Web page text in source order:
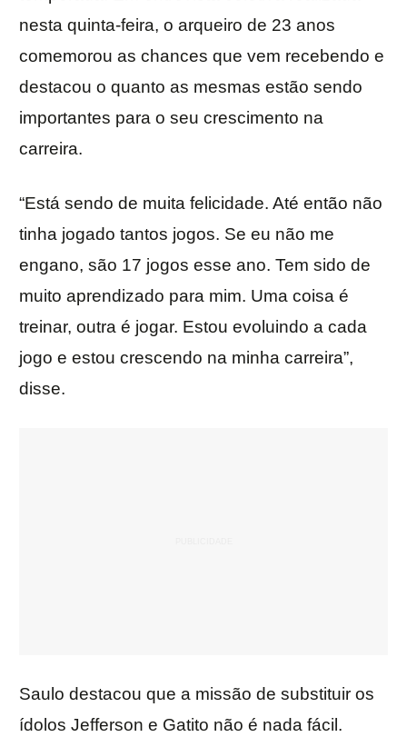
nesta quinta-feira, o arqueiro de 23 anos
comemorou as chances que vem recebendo e
destacou o quanto as mesmas estão sendo
importantes para o seu crescimento na
carreira.
“Está sendo de muita felicidade. Até então não
tinha jogado tantos jogos. Se eu não me
engano, são 17 jogos esse ano. Tem sido de
muito aprendizado para mim. Uma coisa é
treinar, outra é jogar. Estou evoluindo a cada
jogo e estou crescendo na minha carreira”,
disse.
Saulo destacou que a missão de substituir os
ídolos Jefferson e Gatito não é nada fácil.